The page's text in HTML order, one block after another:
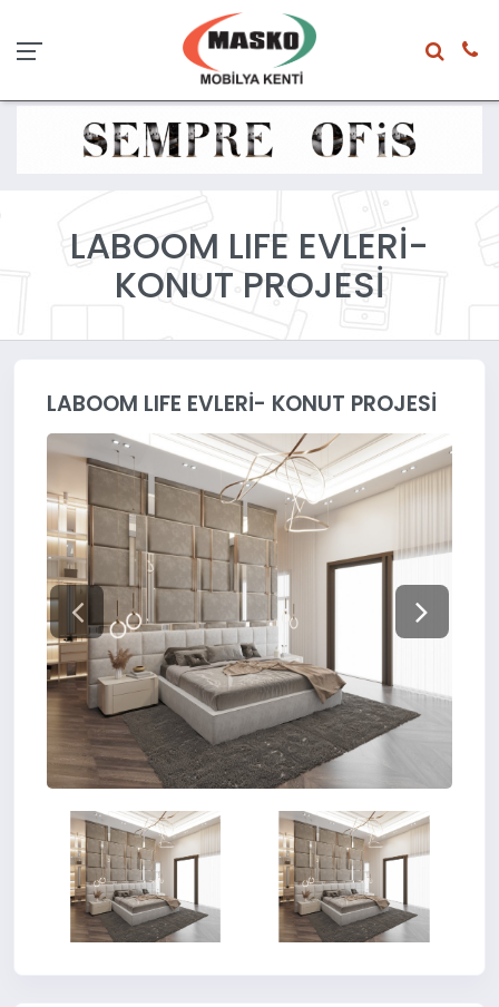
LABOOM LIFE EVLERİ-
KONUT PROJESİ
LABOOM LIFE EVLERİ- KONUT PROJESİ